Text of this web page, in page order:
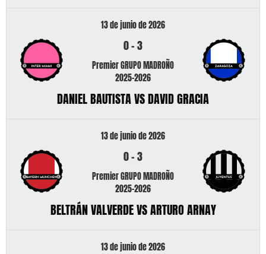
13 de junio de 2026
0-3
Premier GRUPO MADROÑO
2025-2026
DANIEL BAUTISTA VS DAVID GRACIA
13 de junio de 2026
0-3
Premier GRUPO MADROÑO
2025-2026
BELTRÁN VALVERDE VS ARTURO ARNAY
13 de junio de 2026